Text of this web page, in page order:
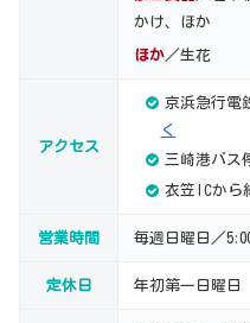
かけ、ほか
ほか／生花
アクセス
京浜急行電
く
三崎港バス
衣笠ICから
営業時間 毎週日曜日／
定休日 年初第一日曜日